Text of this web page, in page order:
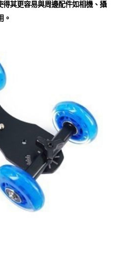
其更容易與周邊配件如相機、攝
。